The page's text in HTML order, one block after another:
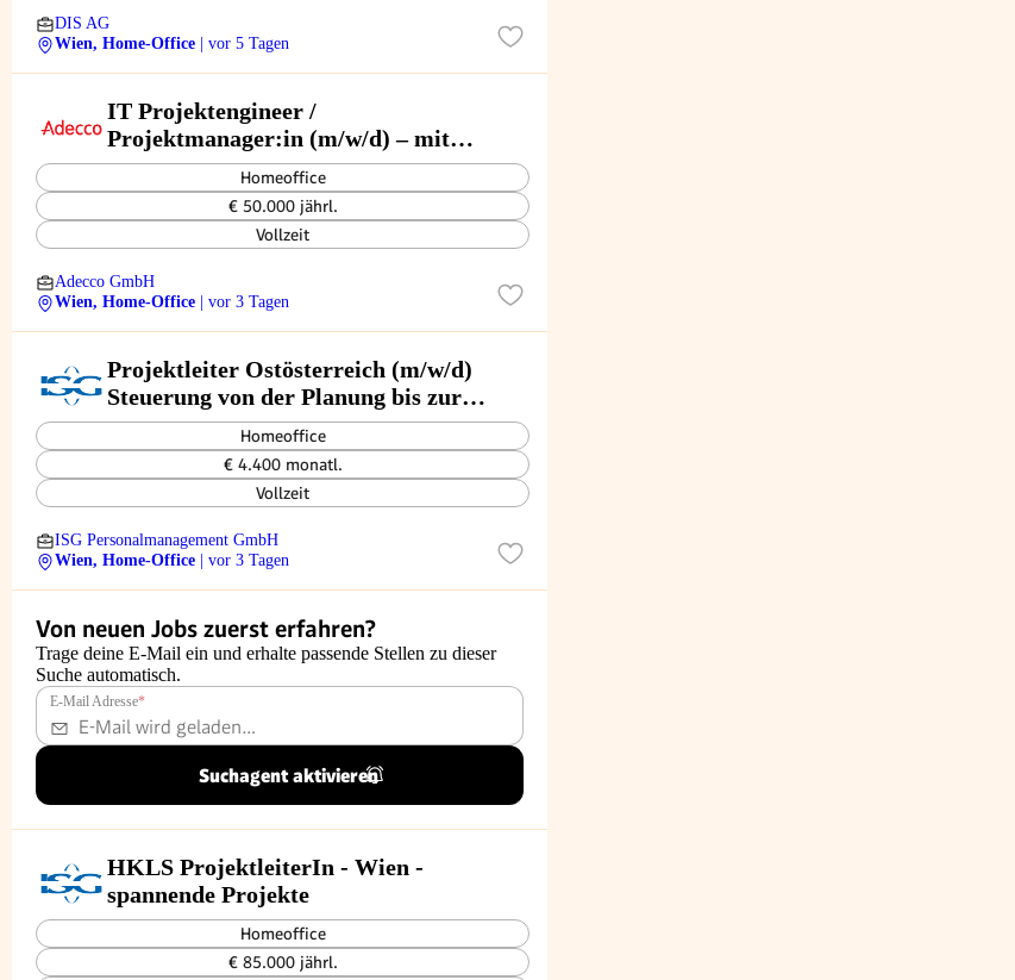
DIS AG
Wien, Home-Office
| vor 5 Tagen
IT Projektengineer /
Projektmanager:in (m/w/d) – mit
Entwicklung zur Projektleitung
Homeoffice
€ 50.000 jährl.
Vollzeit
Adecco GmbH
Wien, Home-Office
| vor 3 Tagen
Projektleiter Ostösterreich (m/w/d)
Steuerung von der Planung bis zur
erfolgreichen Übergabe
Homeoffice
€ 4.400 monatl.
Vollzeit
ISG Personalmanagement GmbH
Wien, Home-Office
| vor 3 Tagen
Von neuen Jobs zuerst erfahren?
Trage deine E-Mail ein und erhalte passende Stellen zu dieser
Suche automatisch.
E-Mail Adresse*
Suchagent aktivieren
HKLS ProjektleiterIn - Wien -
spannende Projekte
Homeoffice
€ 85.000 jährl.